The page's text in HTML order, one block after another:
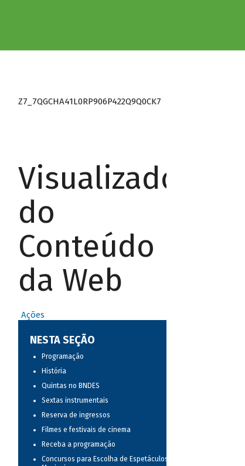
Z7_7QGCHA41L0RP906P422Q9Q0CK7
Visualizador
do
Conteúdo
da Web
Ações
NESTA SEÇÃO
Programação
História
Quintas no BNDES
Sextas instrumentais
Reserva de ingressos
Filmes e festivais de cinema
Receba a programação
Concursos para Escolha de Espetáculos